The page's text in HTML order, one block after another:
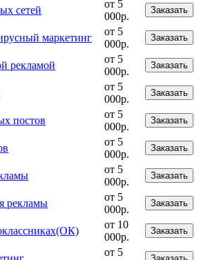
сетей
от 5
000р.
Заказать
маркетинг
от 5
000р.
Заказать
рекламой
от 5
000р.
Заказать
от 5
000р.
Заказать
постов
от 5
000р.
Заказать
от 5
000р.
Заказать
от 5
000р.
Заказать
рекламы
от 5
000р.
Заказать
от 10
000р.
Заказать
от 5